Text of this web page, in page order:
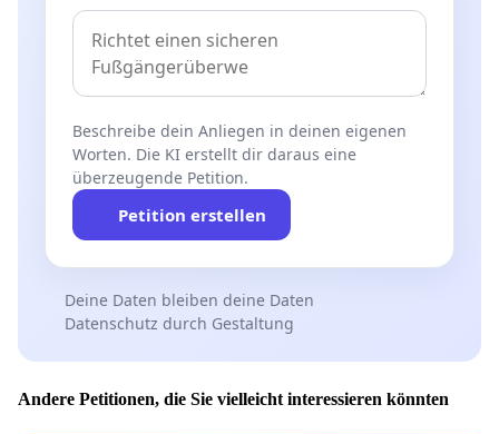
Beschreibe dein Anliegen in deinen eigenen
Worten. Die KI erstellt dir daraus eine
überzeugende Petition.
Petition erstellen
Deine Daten bleiben deine Daten
Datenschutz durch Gestaltung
Andere Petitionen, die Sie vielleicht interessieren könnten